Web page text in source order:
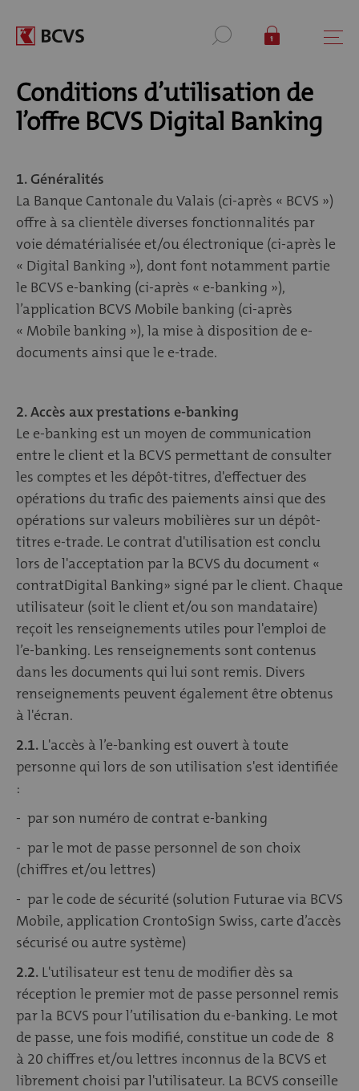
Conditions d’utilisation de
l’offre BCVS Digital Banking
1. Généralités
La Banque Cantonale du Valais (ci-après « BCVS »)
offre à sa clientèle diverses fonctionnalités par
voie dématérialisée et/ou électronique (ci-après le
« Digital Banking »), dont font notamment partie
le BCVS e-banking (ci-après « e-banking »),
l’application BCVS Mobile banking (ci-après
« Mobile banking »), la mise à disposition de e-
documents ainsi que le e-trade.
2. Accès aux prestations e-banking
Le e-banking est un moyen de communication
entre le client et la BCVS permettant de consulter
les comptes et les dépôt-titres, d'effectuer des
opérations du trafic des paiements ainsi que des
opérations sur valeurs mobilières sur un dépôt-
titres e-trade. Le contrat d'utilisation est conclu
lors de l'acceptation par la BCVS du document «
contratDigital Banking» signé par le client. Chaque
utilisateur (soit le client et/ou son mandataire)
reçoit les renseignements utiles pour l'emploi de
l’e-banking. Les renseignements sont contenus
dans les documents qui lui sont remis. Divers
renseignements peuvent également être obtenus
à l'écran.
2.1. L'accès à l’e-banking est ouvert à toute
personne qui lors de son utilisation s'est identifiée
:
- par son numéro de contrat e-banking
- par le mot de passe personnel de son choix
(chiffres et/ou lettres)
- par le code de sécurité (solution Futurae via BCVS
Mobile, application CrontoSign Swiss, carte d’accès
sécurisé ou autre système)
2.2. L'utilisateur est tenu de modifier dès sa
réception le premier mot de passe personnel remis
par la BCVS pour l’utilisation du e-banking. Le mot
de passe, une fois modifié, constitue un code de 8
à 20 chiffres et/ou lettres inconnus de la BCVS et
librement choisi par l'utilisateur. La BCVS conseille